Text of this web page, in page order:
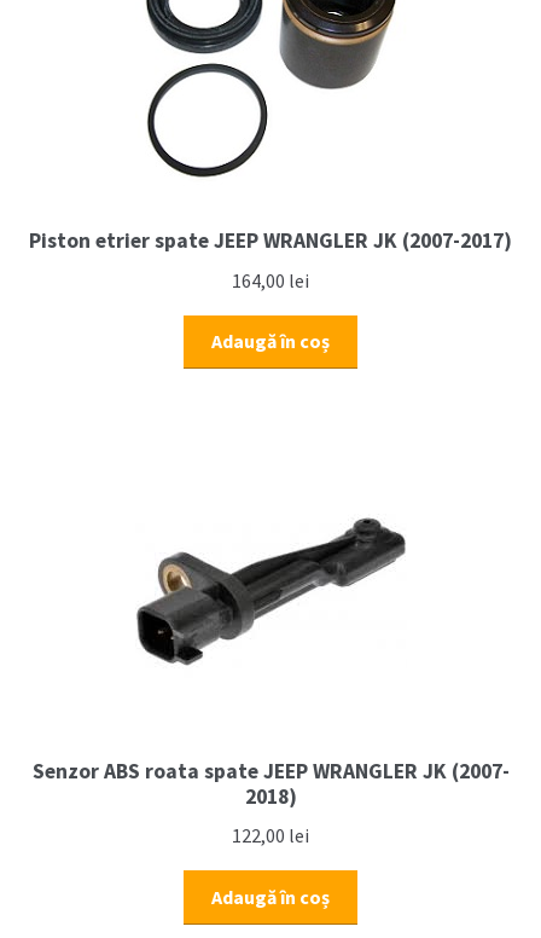
Piston etrier spate JEEP WRANGLER JK (2007-2017)
164,00 lei
Adaugă în coș
Senzor ABS roata spate JEEP WRANGLER JK (2007-
2018)
122,00 lei
Adaugă în coș